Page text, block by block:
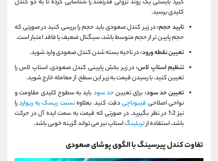
گیرد بایستی یک روند نزولی قدرتمند را شناسایی کرده تا به دو کندل
کلیدی برسید.
تایید حجم:در زیر کندل صعودی باید حجم را بررسی کنید در صورتی که
حجم پایین تر از حجم متوسط باشد، سیگنال ضعیف یا فاقد اعتبار است.
تعیین نقطه ورود:در ناحیه بسته شدن کندل صعودی وارد شوید.
تنظیم استاپ لاس:در زیر بخش پایینی کندل صعودی، استاپ لاس را
تعیین کنید. با رسیدن قیمت به زیر این سطح، از معامله خارج شوید.
تعیین حد سود: برای تعیینحد سودباید به سطوح کلیدی مقاومت و
نواحی اصلاحی فیبوناچیدقت کنید. بعلاوهنسبت ریسک به ریواردرا
نیز 1:2 در نظر بگیرید. در صورتی که قیمت به سمت ایده آل در حرکت
باشد، استفاده ازتریلینگاستاپ نیز می تواند گزینه خوبی باشد.
تفاوت کندل پیرسینگ با الگوی پوشای صعودی